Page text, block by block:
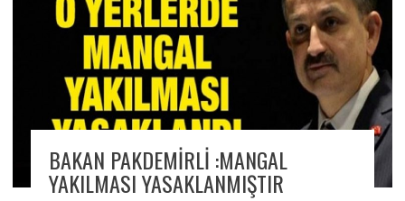
BAKAN PAKDEMIRLI :MANGAL
YAKILMASI YASAKLANMIŞTIR